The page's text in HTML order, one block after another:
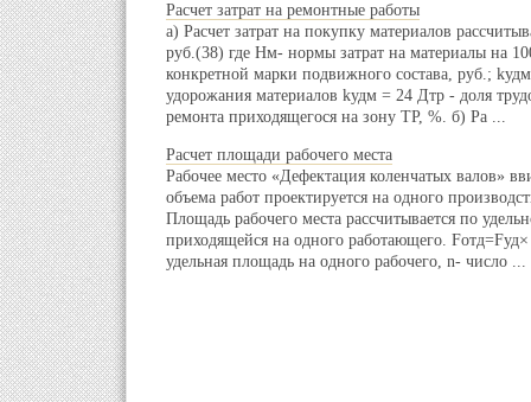
Расчет затрат на ремонтные работы
а) Расчет затрат на покупку материалов
руб.(38) где Нм- нормы затрат на материалы на
конкретной марки подвижного состава, руб.;
удорожания материалов kудм = 24 Дтр - доля
ремонта приходящегося на зону ТР, %. б) Ра ...
Расчет площади рабочего места
Рабочее место «Дефектация коленчатых валов»
объема работ проектируется на одного
Площадь рабочего места рассчитывается по
приходящейся на одного работающего.
удельная площадь на одного рабочего, n- число ...